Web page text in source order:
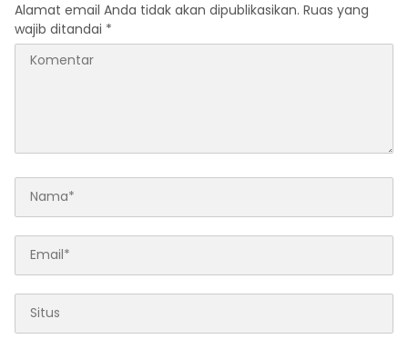
Alamat email Anda tidak akan dipublikasikan. Ruas yang
wajib ditandai *